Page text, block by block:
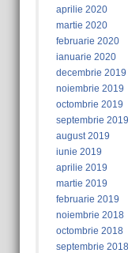
aprilie 2020
martie 2020
februarie 2020
ianuarie 2020
decembrie 2019
noiembrie 2019
octombrie 2019
septembrie 2019
august 2019
iunie 2019
aprilie 2019
martie 2019
februarie 2019
noiembrie 2018
octombrie 2018
septembrie 2018